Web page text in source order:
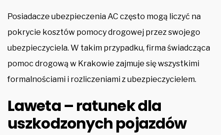
Posiadacze ubezpieczenia AC często mogą liczyć na
pokrycie kosztów pomocy drogowej przez swojego
ubezpieczyciela. W takim przypadku, firma świadcząca
pomoc drogową w Krakowie zajmuje się wszystkimi
formalnościami i rozliczeniami z ubezpieczycielem.
Laweta – ratunek dla
uszkodzonych pojazdów